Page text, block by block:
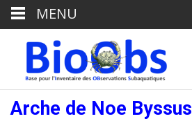
Arche de Noe Byssus
MENU